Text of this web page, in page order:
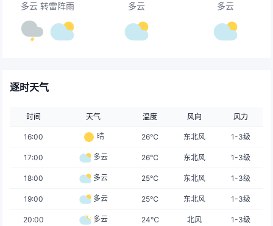
多云 转雷阵雨 多云 多云
逐时天气
时间 天气 温度 风向 风力
16:00 晴 26℃ 东北风 1-3级
17:00 多云 26℃ 东北风 1-3级
18:00 多云 25℃ 东北风 1-3级
19:00 多云 25℃ 东北风 1-3级
20:00 多云 24℃ 北风 1-3级